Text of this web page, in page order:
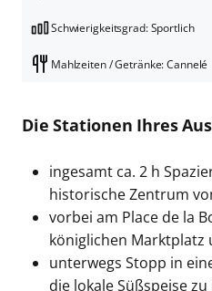
Schwierigkeitsgrad: Sportlich
Mahlzeiten / Getränke: Cannelé
Die Stationen Ihres
ingesamt ca. 2 h
historische Zentrum
vorbei am Place de la
königlichen Marktplatz
unterwegs Stopp in
die lokale Süßspeise